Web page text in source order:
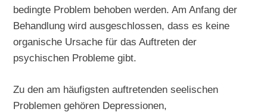
bedingte Problem behoben werden. Am Anfang der
Behandlung wird ausgeschlossen, dass es keine
organische Ursache für das Auftreten der
psychischen Probleme gibt.
Zu den am häufigsten auftretenden seelischen
Problemen gehören Depressionen,